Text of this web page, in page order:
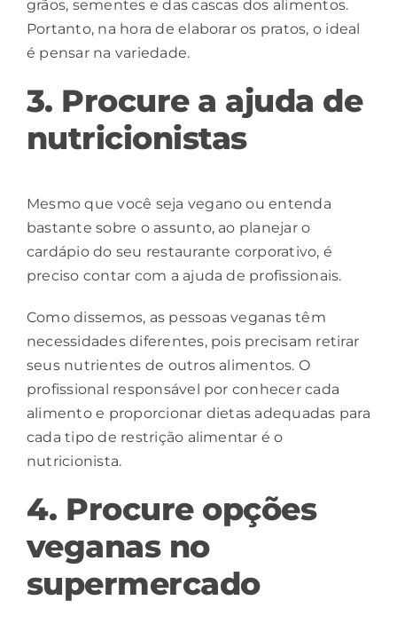
grãos, sementes e das cascas dos alimentos.
Portanto, na hora de elaborar os pratos, o ideal
é pensar na variedade.
3. Procure a ajuda de
nutricionistas
Mesmo que você seja vegano ou entenda
bastante sobre o assunto, ao planejar o
cardápio do seu restaurante corporativo, é
preciso contar com a ajuda de profissionais.
Como dissemos, as pessoas veganas têm
necessidades diferentes, pois precisam retirar
seus nutrientes de outros alimentos. O
profissional responsável por conhecer cada
alimento e proporcionar dietas adequadas para
cada tipo de restrição alimentar é o
nutricionista.
4. Procure opções
veganas no
supermercado